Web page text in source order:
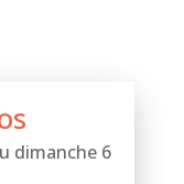
dimanche 6